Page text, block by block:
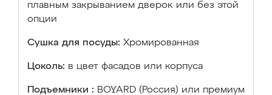
плавным закрыванием дверок или без этой
опции
Сушка для посуды: Хромированная
Цоколь: в цвет фасадов или корпуса
Подъемники : BOYARD (Россия) или премиум